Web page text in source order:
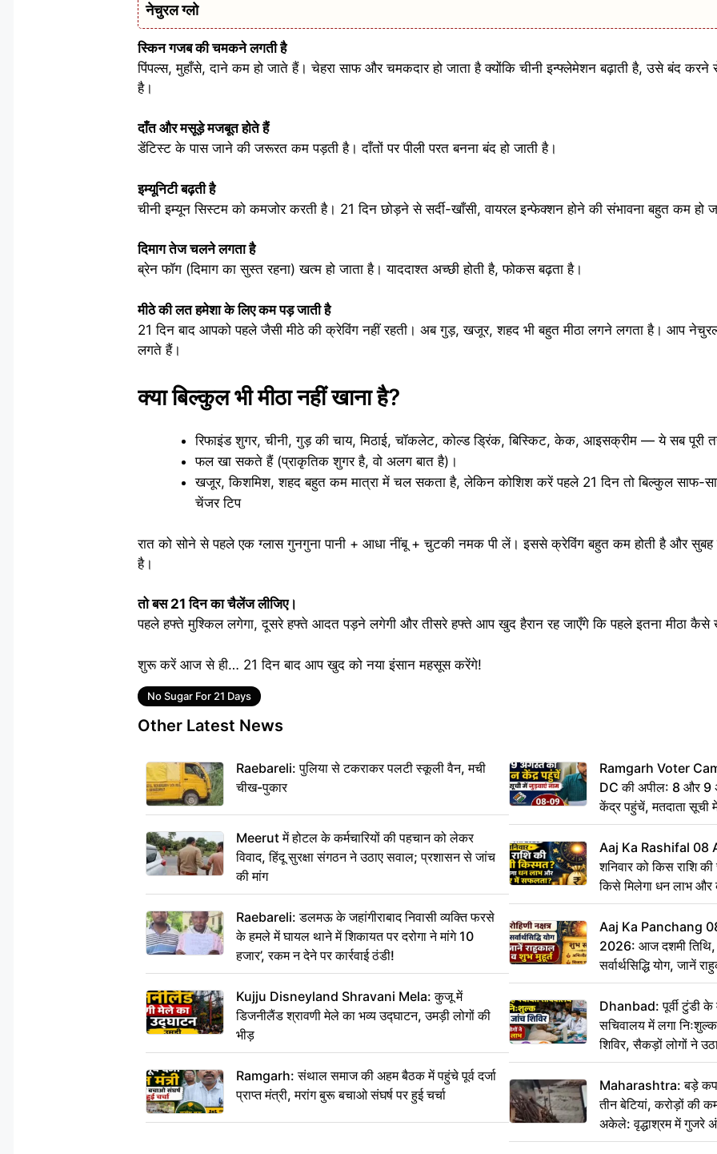
नेचुरल ग्लो
स्किन गजब की चमकने लगती है
पिंपल्स, मुहाँसे, दाने कम हो जाते हैं। चेहरा साफ और चमकदार हो जाता है क्योंकि चीनी इन्फ्लेमेशन बढ़ाती है, उसे बंद करने
है।
दाँत और मसूड़े मजबूत होते हैं
डेंटिस्ट के पास जाने की जरूरत कम पड़ती है। दाँतों पर पीली परत बनना बंद हो जाती है।
इम्यूनिटी बढ़ती है
चीनी इम्यून सिस्टम को कमजोर करती है। 21 दिन छोड़ने से सर्दी-खाँसी, वायरल इन्फेक्शन होने की संभावना बहुत कम हो
दिमाग तेज चलने लगता है
ब्रेन फॉग (दिमाग का सुस्त रहना) खत्म हो जाता है। याददाश्त अच्छी होती है, फोकस बढ़ता है।
मीठे की लत हमेशा के लिए कम पड़ जाती है
21 दिन बाद आपको पहले जैसी मीठे की क्रेविंग नहीं रहती। अब गुड़, खजूर, शहद भी बहुत मीठा लगने लगता है। आप
लगते हैं।
क्या बिल्कुल भी मीठा नहीं खाना है?
रिफाइंड शुगर, चीनी, गुड़ की चाय, मिठाई, चॉकलेट, कोल्ड ड्रिंक, बिस्किट, केक, आइसक्रीम — ये सब पूरी
फल खा सकते हैं (प्राकृतिक शुगर है, वो अलग बात है)।
खजूर, किशमिश, शहद बहुत कम मात्रा में चल सकता है, लेकिन कोशिश करें पहले 21 दिन तो बिल्कुल साफ-
चेंजर टिप
रात को सोने से पहले एक ग्लास गुनगुना पानी + आधा नींबू + चुटकी नमक पी लें। इससे क्रेविंग बहुत कम होती है और सुबह
है।
तो बस 21 दिन का चैलेंज लीजिए।
पहले हफ्ते मुश्किल लगेगा, दूसरे हफ्ते आदत पड़ने लगेगी और तीसरे हफ्ते आप खुद हैरान रह जाएँगे कि पहले इतना मीठा
शुरू करें आज से ही… 21 दिन बाद आप खुद को नया इंसान महसूस करेंगे!
TagsNo Sugar For 21 Days
Other Latest News
Raebareli: पुलिया से टकराकर पलटी स्कूली वैन, मची
चीख-पुकार
Meerut में होटल के कर्मचारियों की पहचान को लेकर
विवाद, हिंदू सुरक्षा संगठन ने उठाए सवाल; प्रशासन से जांच
की मांग
Raebareli: डलमऊ के जहांगीराबाद निवासी व्यक्ति फरसे
के हमले में घायल थाने में शिकायत पर दरोगा ने मांगे 10
हजार’, रकम न देने पर कार्रवाई ठंडी!
Kujju Disneyland Shravani Mela: कुजू में
डिजनीलैंड श्रावणी मेले का भव्य उद्घाटन, उमड़ी लोगों की
भीड़
Ramgarh: संथाल समाज की अहम बैठक में पहुंचे पूर्व दर्जा
प्राप्त मंत्री, मरांग बुरू बचाओ संघर्ष पर हुई चर्चा
Ramgarh Voter
DC की अपील: 8 और 9
केंद्र पहुंचें, मतदाता सूची
Aaj Ka Rashifal 08
शनिवार को किस राशि
किसे मिलेगा धन लाभ
Aaj Ka Panchang
2026: आज दशमी तिथि,
सर्वार्थसिद्धि योग, जानें
Dhanbad: पूर्वी टुंडी के
सचिवालय में लगा
शिविर, सैकड़ों लोगों ने
Maharashtra: बड़े
तीन बेटियां, करोड़ों की
अकेले: वृद्धाश्रम में गुजरे
रुपये भेजकर कहा– अंतिम